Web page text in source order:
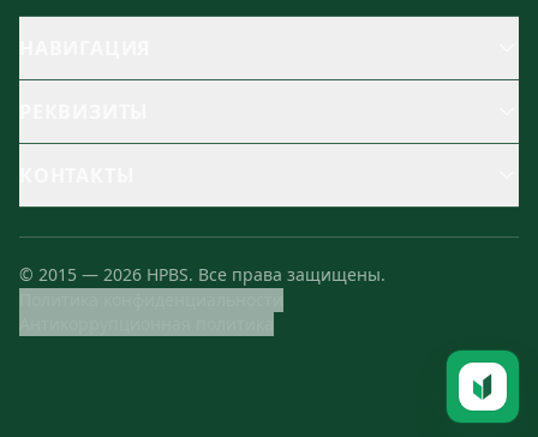
© 2015 — 2026 HPBS. Все права защищены.